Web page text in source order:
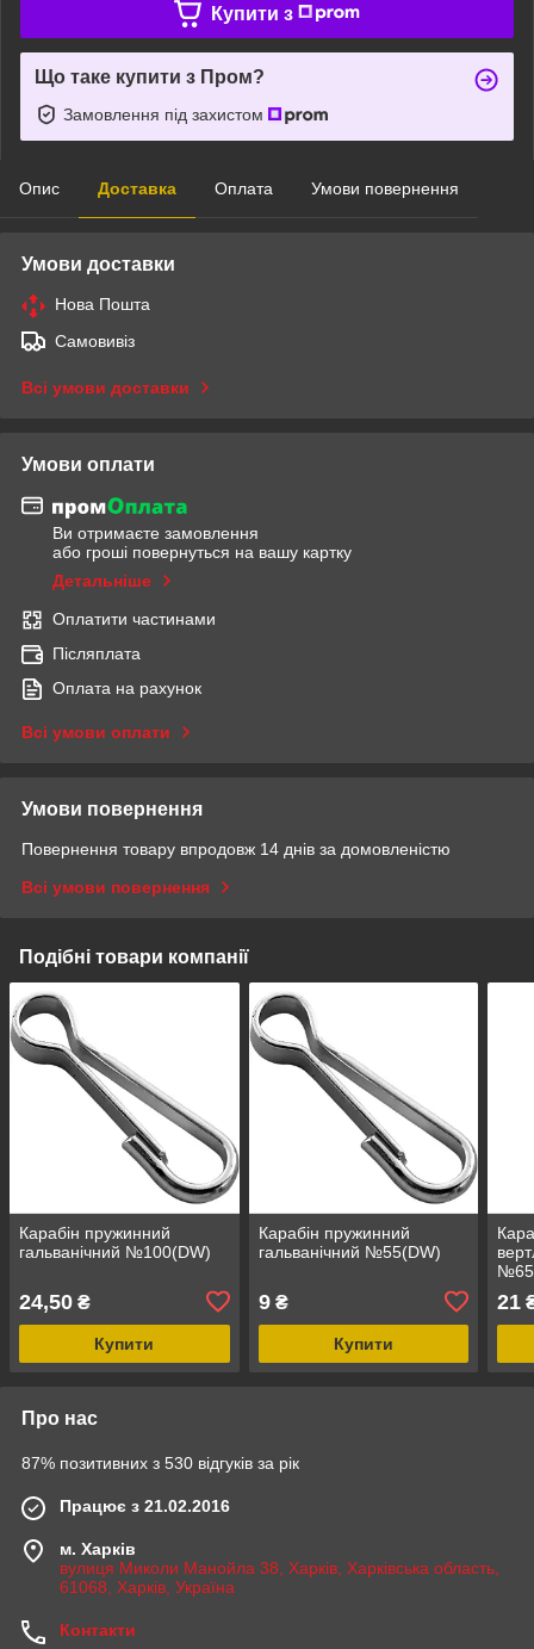
Купити з
Що таке купити з Пром?
Замовлення під захистом
Опис Доставка Оплата Умови повернення
Умови доставки
Нова Пошта
Самовивіз
Всі умови доставки
Умови оплати
Ви отримаєте замовлення
або гроші повернуться на вашу картку
Детальніше
Оплатити частинами
Післяплата
Оплата на рахунок
Всі умови оплати
Умови повернення
Повернення товару впродовж 14 днів за домовленістю
Всі умови повернення
Подібні товари компанії
Карабін пружинний
гальванічний №100(DW)
24,50 ₴
Купити
Карабін пружинний
гальванічний №55(DW)
9₴
Купити
№65
21
Про нас
87% позитивних з 530 відгуків за рік
Працює з 21.02.2016
м. Харків
вулиця Миколи Манойла 38, Харків, Харківська область,
61068, Харків, Україна
Контакти